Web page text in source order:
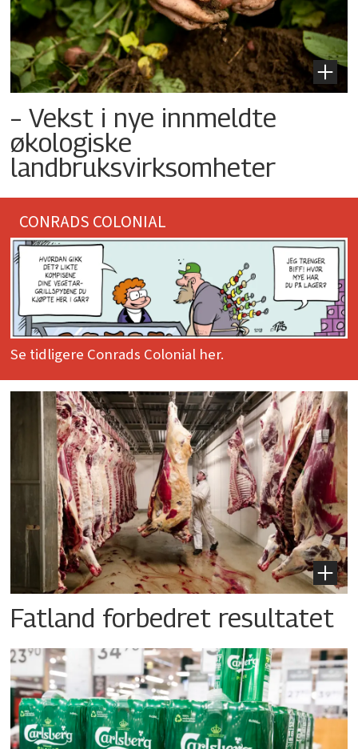
– Vekst i nye innmeldte
økologiske
landbruksvirksomheter
CONRADS COLONIAL
Se tidligere Conrads Colonial her.
Fatland forbedret resultatet